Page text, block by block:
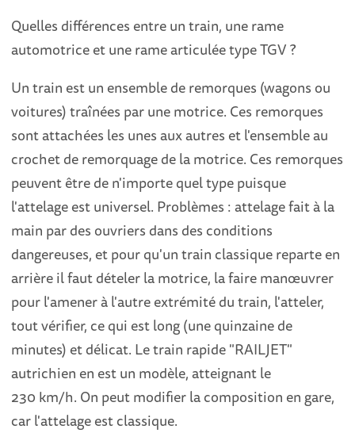
Quelles différences entre un train, une rame
automotrice et une rame articulée type TGV ?
Un train est un ensemble de remorques (wagons ou
voitures) traînées par une motrice. Ces remorques
sont attachées les unes aux autres et l'ensemble au
crochet de remorquage de la motrice. Ces remorques
peuvent être de n'importe quel type puisque
l'attelage est universel. Problèmes : attelage fait à la
main par des ouvriers dans des conditions
dangereuses, et pour qu'un train classique reparte en
arrière il faut dételer la motrice, la faire manœuvrer
pour l'amener à l'autre extrémité du train, l'atteler,
tout vérifier, ce qui est long (une quinzaine de
minutes) et délicat. Le train rapide "RAILJET"
autrichien en est un modèle, atteignant le
230 km/h. On peut modifier la composition en gare,
car l'attelage est classique.